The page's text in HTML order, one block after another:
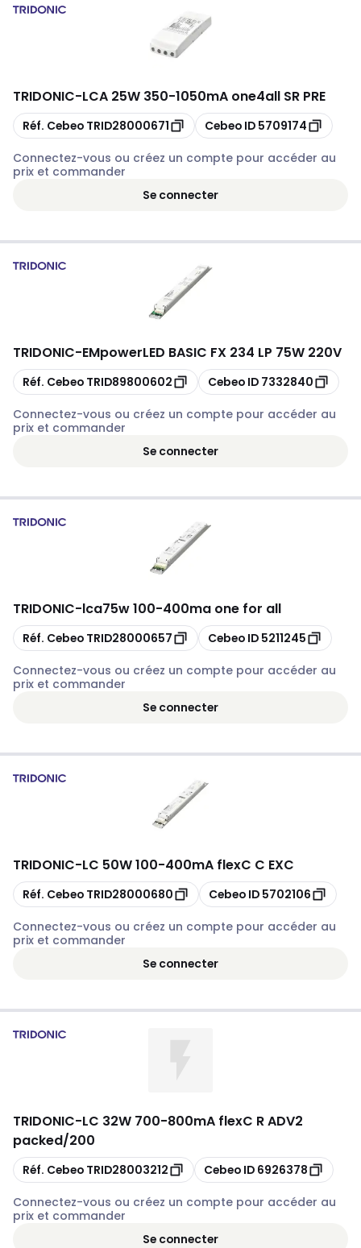
TRIDONIC-LCA 25W 350-1050mA one4all SR PRE
Copier
Réf. Cebeo TRID28000671 Copier
Cebeo ID 5709174
Connectez-vous ou créez un compte pour accéder au
prix et commander
Se connecter
TRIDONIC-EMpowerLED BASIC FX 234 LP 75W 220V
Copier
Réf. Cebeo TRID89800602 Copier
Cebeo ID 7332840
Connectez-vous ou créez un compte pour accéder au
prix et commander
Se connecter
TRIDONIC-lca75w 100-400ma one for all
Copier
Réf. Cebeo TRID28000657 Copier
Cebeo ID 5211245
Connectez-vous ou créez un compte pour accéder au
prix et commander
Se connecter
TRIDONIC-LC 50W 100-400mA flexC C EXC
Copier
Réf. Cebeo TRID28000680 Copier
Cebeo ID 5702106
Connectez-vous ou créez un compte pour accéder au
prix et commander
Se connecter
TRIDONIC-LC 32W 700-800mA flexC R ADV2
packed/200
Copier
Réf. Cebeo TRID28003212 Copier
Cebeo ID 6926378
Connectez-vous ou créez un compte pour accéder au
prix et commander
Se connecter